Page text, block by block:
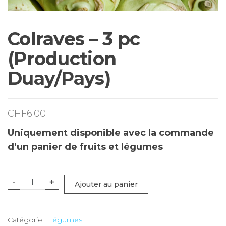
Colraves – 3 pc
(Production
Duay/Pays)
CHF6.00
Uniquement disponible avec la commande
d’un panier de fruits et légumes
-
quantité
-
+ Ajouter au panier
Catégorie : Légumes